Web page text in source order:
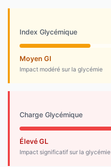
Index Glycémique
Moyen GI
Impact modéré sur la glycémie
Charge Glycémique
Élevé GL
Impact significatif sur la glycémie